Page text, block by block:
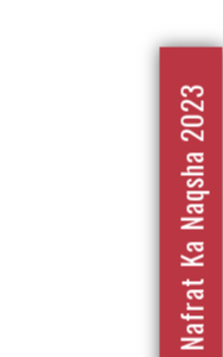
Nafrat Ka Naqsha 2023